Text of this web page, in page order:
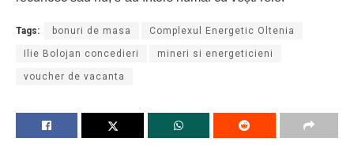
Tags: bonuri de masa Complexul Energetic Oltenia
Ilie Bolojan concedieri mineri si energeticieni
voucher de vacanta